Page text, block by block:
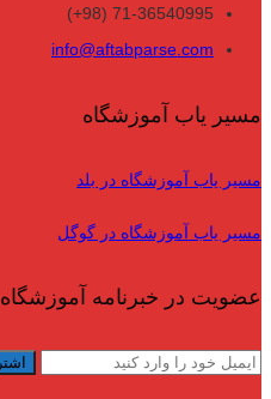
71-36540995 (98+)
info@aftabparse.com
مسیر یاب آموزشگاه
مسیر یاب آموزشگاه در بلد
مسیر یاب آموزشگاه در گوگل
عضویت در خبرنامه آموزشگاه